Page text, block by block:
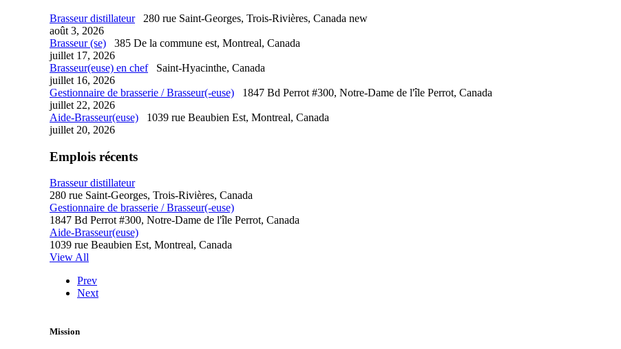
Brasseur distillateur 280 rue Saint-Georges, Trois-Rivières, Canada new
août 3, 2026
Brasseur (se)
385 De la commune est, Montreal, Canada
juillet 17, 2026
Brasseur(euse) en chef
Saint-Hyacinthe, Canada
juillet 16, 2026
Gestionnaire de brasserie / Brasseur(-euse)
1847 Bd Perrot #300, Notre-Dame de l'île Perrot, Canada
juillet 22, 2026
Aide-Brasseur(euse)
1039 rue Beaubien Est, Montreal, Canada
juillet 20, 2026
Emplois récents
Brasseur distillateur
280 rue Saint-Georges, Trois-Rivières, Canada
Gestionnaire de brasserie / Brasseur(-euse)
1847 Bd Perrot #300, Notre-Dame de l'île Perrot, Canada
Aide-Brasseur(euse)
1039 rue Beaubien Est, Montreal, Canada
View All
Prev
Next
Mission